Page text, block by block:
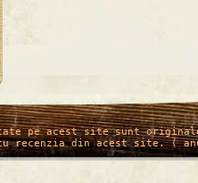
pe acest site sunt
recenzia din acest site. (